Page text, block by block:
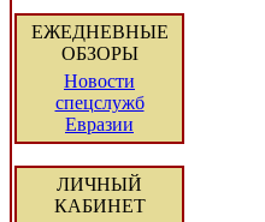
ЕЖЕДНЕВНЫЕ
ОБЗОРЫ
Новости
спецслужб
Евразии
ЛИЧНЫЙ
КАБИНЕТ